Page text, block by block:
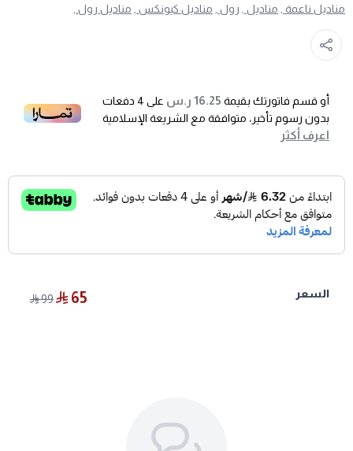
مناديل ناعمة , مناديل , رول , مناديل كيونكس , مناديل رول ,
أو قسم فاتورتك بقيمة 16.25 ر.س على 4 دفعات
بدون رسوم تأخير، متوافقة مع الشريعة الإسلامية
اعرف أكثر
السعر 65
99